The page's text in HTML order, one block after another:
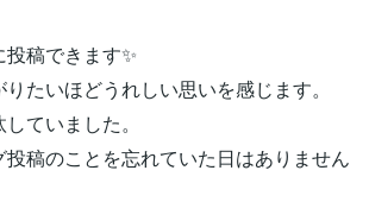
稿できます✨
たいほどうれしい思いを感じます。
ていました。
稿のことを忘れていた日はありません